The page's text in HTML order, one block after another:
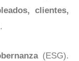
clientes,
(ESG).